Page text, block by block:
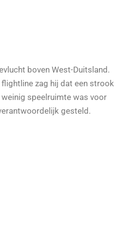
boven West-Duitsland.
zag hij dat een strook
speelruimte was voor
gesteld.